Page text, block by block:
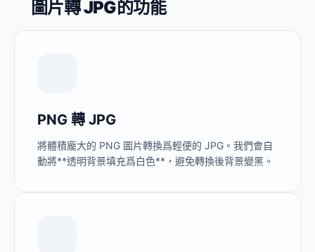
圖片轉 JPG的功能
PNG 轉 JPG
將體積龐大的 PNG 圖片轉換爲輕便的 JPG。我們會自
動將**透明背景填充爲白色**，避免轉換後背景變黑。